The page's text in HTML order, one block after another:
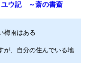
ユウ記 ～斎の書斎
梅雨はある
が、自分の住んでいる地